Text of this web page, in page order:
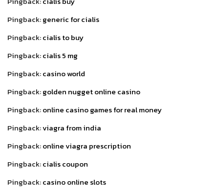
Pingback:generic for cialis
Pingback:cialis to buy
Pingback:cialis 5 mg
Pingback:casino world
Pingback:golden nugget online casino
Pingback:online casino games for real money
Pingback:viagra from india
Pingback:online viagra prescription
Pingback:cialis coupon
Pingback:casino online slots